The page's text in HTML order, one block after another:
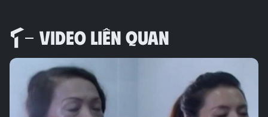
VIDEO LIÊN QUAN